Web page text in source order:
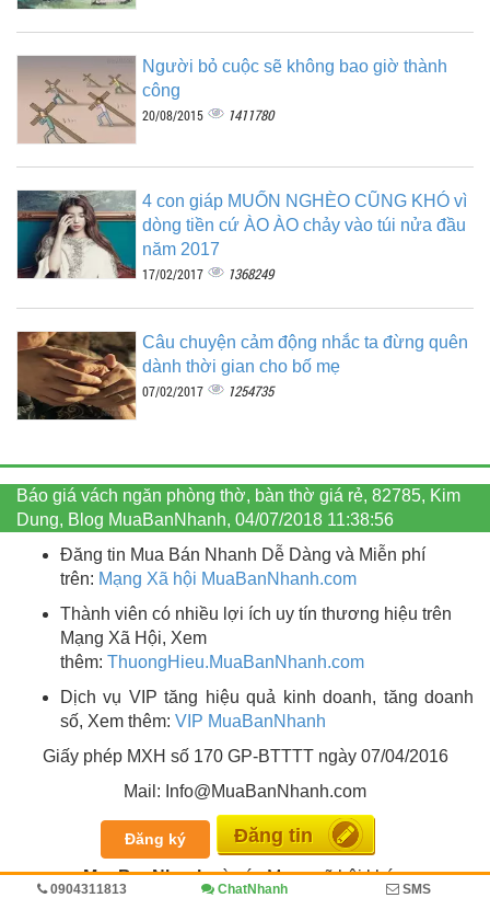
Người bỏ cuộc sẽ không bao giờ thành
công
20/08/2015 1411780
4 con giáp MUỐN NGHÈO CŨNG KHÓ vì
dòng tiền cứ ÀO ÀO chảy vào túi nửa đầu
năm 2017
17/02/2017 1368249
Câu chuyện cảm động nhắc ta đừng quên
dành thời gian cho bố mẹ
07/02/2017 1254735
Báo giá vách ngăn phòng thờ, bàn thờ giá rẻ, 82785, Kim
Dung, Blog MuaBanNhanh, 04/07/2018 11:38:56
Đăng tin Mua Bán Nhanh Dễ Dàng và Miễn phí
trên: Mạng Xã hội MuaBanNhanh.com
Thành viên có nhiều lợi ích uy tín thương hiệu trên
Mạng Xã Hội, Xem
thêm: ThuongHieu.MuaBanNhanh.com
Dịch vụ VIP tăng hiệu quả kinh doanh, tăng doanh
số, Xem thêm: VIP MuaBanNhanh
Giấy phép MXH số 170 GP-BTTTT ngày 07/04/2016
Mail: Info@MuaBanNhanh.com
Đăng ký Miễn phí
MuaBanNhanhvà các Mạng xã hội khác:
0904311813 ChatNhanh SMS